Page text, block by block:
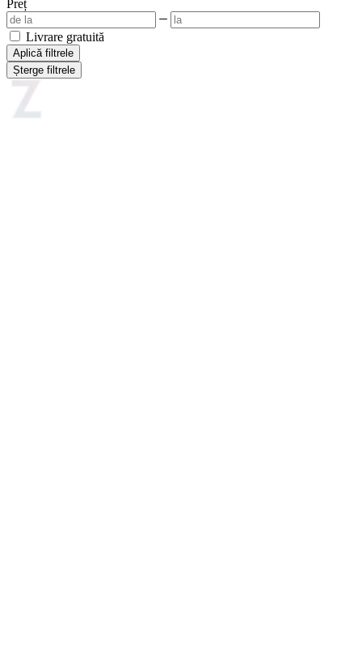
Preț
Livrare gratuită
Aplică filtrele
Șterge filtrele